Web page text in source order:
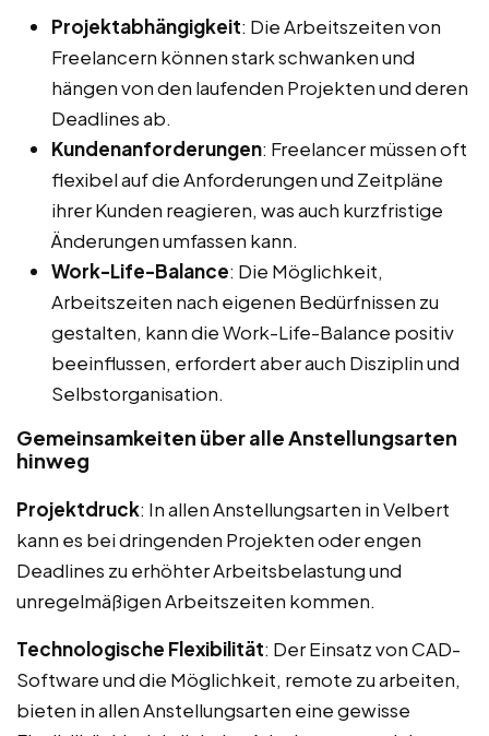
Projektabhängigkeit: Die Arbeitszeiten von
Freelancern können stark schwanken und
hängen von den laufenden Projekten und deren
Deadlines ab.
Kundenanforderungen: Freelancer müssen oft
flexibel auf die Anforderungen und Zeitpläne
ihrer Kunden reagieren, was auch kurzfristige
Änderungen umfassen kann.
Work-Life-Balance: Die Möglichkeit,
Arbeitszeiten nach eigenen Bedürfnissen zu
gestalten, kann die Work-Life-Balance positiv
beeinflussen, erfordert aber auch Disziplin und
Selbstorganisation.
Gemeinsamkeiten über alle Anstellungsarten
hinweg
Projektdruck: In allen Anstellungsarten in Velbert
kann es bei dringenden Projekten oder engen
Deadlines zu erhöhter Arbeitsbelastung und
unregelmäßigen Arbeitszeiten kommen.
Technologische Flexibilität: Der Einsatz von CAD-
Software und die Möglichkeit, remote zu arbeiten,
bieten in allen Anstellungsarten eine gewisse